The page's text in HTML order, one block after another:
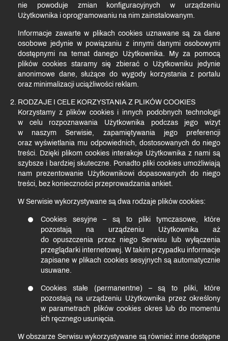
nie powoduje zmian konfiguracyjnych w urządzeniu
Użytkownika i oprogramowaniu na nim zainstalowanym.
Informacje zawarte w plikach cookies uznawane są za dane
osobowe jedynie w powiązaniu z innymi danymi osobowymi
dostępnymi na temat danego Użytkownika. My za pomocą
plików cookies staramy się zbierać o Użytkowniku jedynie
anonimowe dane, służące do wygody korzystania z portalu
oraz minimalizacji uciążliwości reklam.
RODZAJE I CELE KORZYSTANIA Z PLIKÓW COOKIES
Korzystamy z plików cookies i innych podobnych technologii
w celu rozpoznawania Użytkownika podczas jego wizyt
w naszym Serwisie, zapamiętywania jego preferencji
oraz wyświetlania mu odpowiednich, dostosowanych do niego
treści. Dzięki plikom cookies interakcje Użytkownika z nami są
szybsze i bardziej skuteczne. Ponadto pliki cookies umożliwiają
nam prezentowanie Użytkownikowi dopasowanych do niego
treści, bez konieczności przeprowadzania ankiet.
W Serwisie wykorzystywane są dwa rodzaje plików cookies:
Cookies sesyjne – są to pliki tymczasowe, które
pozostają na urządzeniu Użytkownika aż
do opuszczenia przez niego Serwisu lub wyłączenia
przeglądarki internetowej. W takim przypadku informacje
zapisane w plikach cookies sesyjnych są automatycznie
usuwane.
Cookies stałe (permanentne) – są to pliki, które
pozostają na urządzeniu Użytkownika przez określony
w parametrach plików cookies okres lub do momentu
ich ręcznego usunięcia.
W obszarze Serwisu wykorzystywane są również inne dostępne